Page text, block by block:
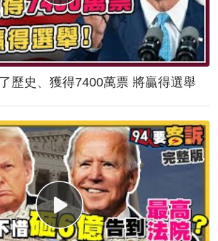
歷史、獲得7400萬票 將贏得選舉